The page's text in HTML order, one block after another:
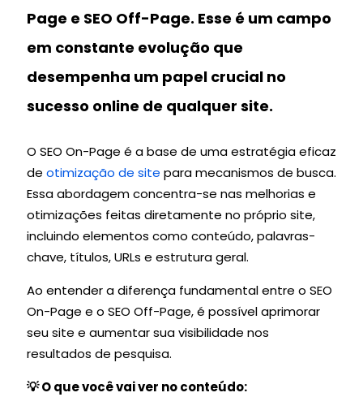
Page e SEO Off-Page. Esse é um campo
em constante evolução que
desempenha um papel crucial no
sucesso online de qualquer site.
O SEO On-Page é a base de uma estratégia eficaz
de otimização de site para mecanismos de busca.
Essa abordagem concentra-se nas melhorias e
otimizações feitas diretamente no próprio site,
incluindo elementos como conteúdo, palavras-
chave, títulos, URLs e estrutura geral.
Ao entender a diferença fundamental entre o SEO
On-Page e o SEO Off-Page, é possível aprimorar
seu site e aumentar sua visibilidade nos
resultados de pesquisa.
💡 O que você vai ver no conteúdo: